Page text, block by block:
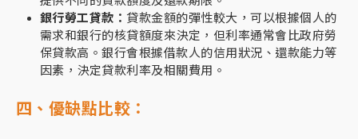
銀行勞工貸款： 貸款金額的彈性較大，可以根據個人的
需求和銀行的核貸額度來決定，但利率通常會比政府勞
保貸款高。銀行會根據借款人的信用狀況、還款能力等
因素，決定貸款利率及相關費用。
四、優缺點比較：